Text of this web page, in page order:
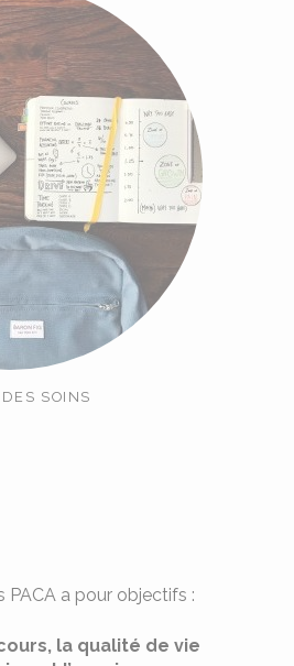
SOINS
PACA a pour objectifs :
la qualité de vie